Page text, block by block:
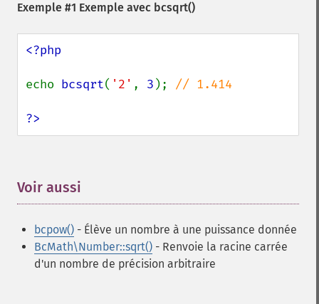
Exemple #1 Exemple avec bcsqrt()
<?php
echo bcsqrt( '2' , 3 ); // 1.414
?>
Voir aussi
bcpow() - Élève un nombre à une puissance donnée
BcMath\Number::sqrt() - Renvoie la racine carrée
d'un nombre de précision arbitraire